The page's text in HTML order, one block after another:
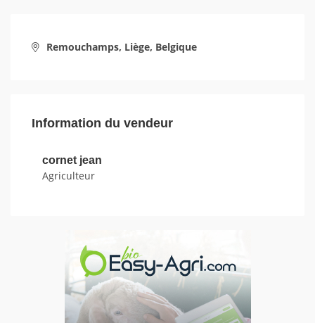
Remouchamps, Liège, Belgique
Information du vendeur
cornet jean
Agriculteur